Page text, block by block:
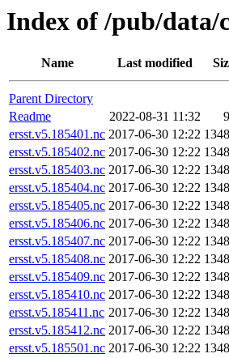
Index of /pub/data/
Name Last modified
Parent Directory
Readme
2022-08-31 11:32
ersst.v5.185401.nc 2017-06-30 12:22
ersst.v5.185402.nc 2017-06-30 12:22
ersst.v5.185403.nc 2017-06-30 12:22
ersst.v5.185404.nc 2017-06-30 12:22
ersst.v5.185405.nc 2017-06-30 12:22
ersst.v5.185406.nc 2017-06-30 12:22
ersst.v5.185407.nc 2017-06-30 12:22
ersst.v5.185408.nc 2017-06-30 12:22
ersst.v5.185409.nc 2017-06-30 12:22
ersst.v5.185410.nc 2017-06-30 12:22
ersst.v5.185411.nc 2017-06-30 12:22
ersst.v5.185412.nc 2017-06-30 12:22
ersst.v5.185501.nc 2017-06-30 12:22